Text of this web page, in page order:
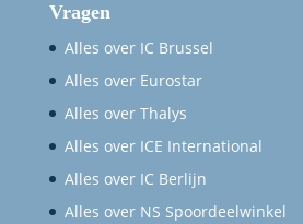
Vragen
Alles over IC Brussel
Alles over Eurostar
Alles over Thalys
Alles over ICE International
Alles over IC Berlijn
Alles over NS Spoordeelwinkel